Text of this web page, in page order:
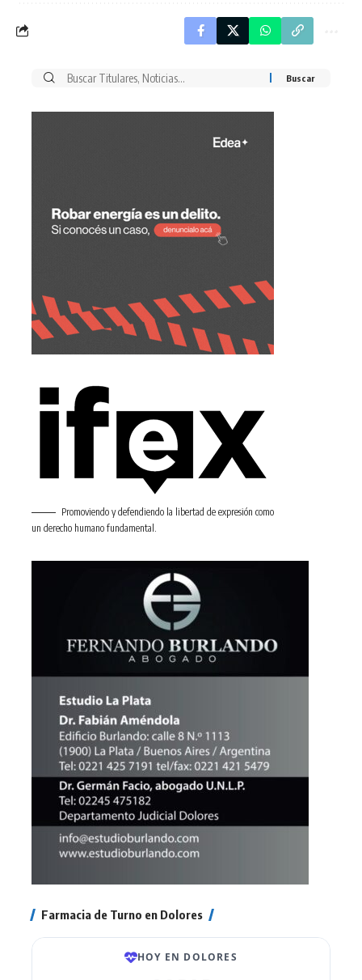
Buscar
Promoviendo y defendiendo la libertad de expresión como
un derecho humano fundamental.
Farmacia de Turno en Dolores